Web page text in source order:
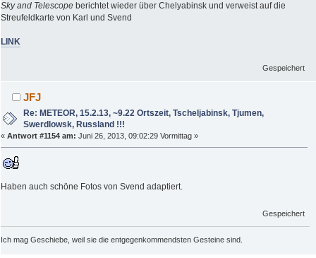
Sky and Telescope berichtet wieder über Chelyabinsk und verweist auf die
Streufeldkarte von Karl und Svend
LINK
Gespeichert
JFJ
Re: METEOR, 15.2.13, ~9.22 Ortszeit, Tscheljabinsk, Tjumen,
Swerdlowsk, Russland !!!
« Antwort #1154 am: Juni 26, 2013, 09:02:29 Vormittag »
Haben auch schöne Fotos von Svend adaptiert.
Gespeichert
Ich mag Geschiebe, weil sie die entgegenkommendsten Gesteine sind.